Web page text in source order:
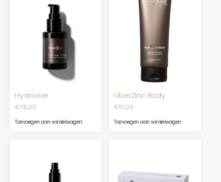
Hyalavive
€115,00
Toevoegen aan winkelwagen
ÜberZinc Body
€51,00
Toevoegen aan winkelwagen